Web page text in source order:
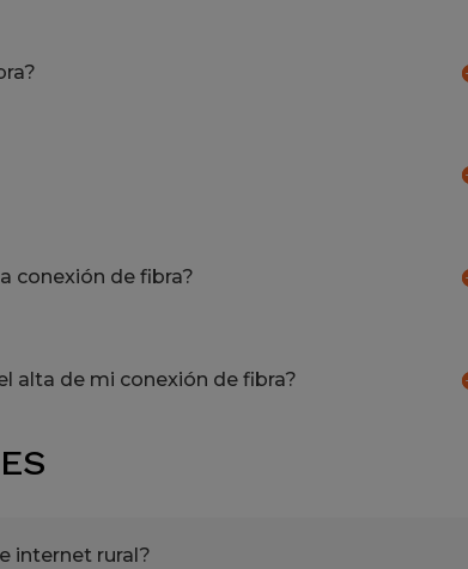
conexión de fibra?
alta de mi conexión de fibra?
internet rural?